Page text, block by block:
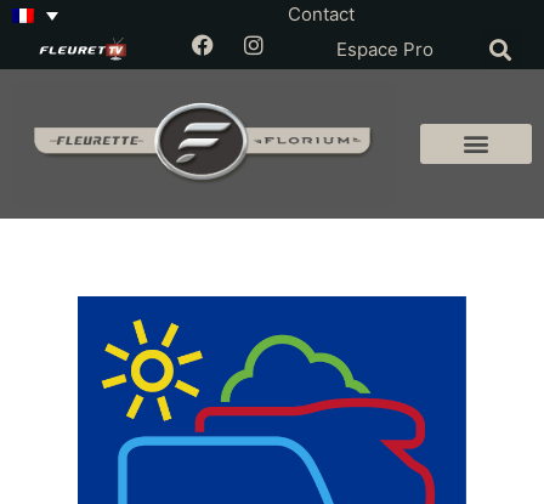
Contact
Espace Pro